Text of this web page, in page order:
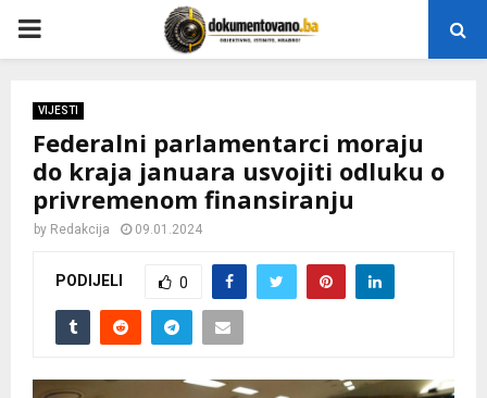
P
M
Y
VIJESTI
Federalni parlamentarci moraju
do kraja januara usvojiti odluku o
privremenom finansiranju
by Redakcija 09.01.2024
PODIJELI 0